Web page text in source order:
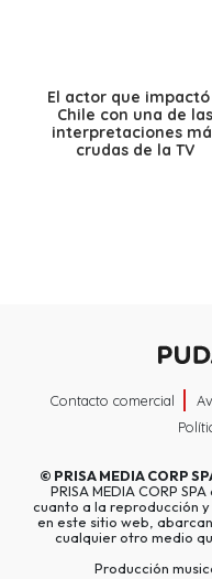
El actor que impactó
Chile con una de las
interpretaciones
crudas de la TV
Contacto comercial
© PRISA MEDIA CORP
PRISA MEDIA CORP
cuanto a la reproducción
en este sitio web,
cualquier otro medio
Producción